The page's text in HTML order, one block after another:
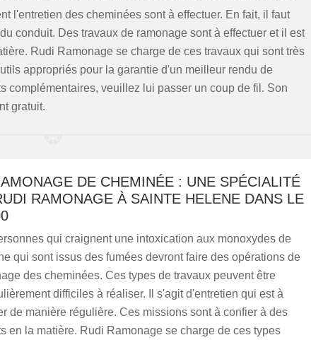
l'entretien des cheminées sont à effectuer. En fait, il faut
conduit. Des travaux de ramonage sont à effectuer et il est
Rudi Ramonage se charge de ces travaux qui sont très
appropriés pour la garantie d'un meilleur rendu de
complémentaires, veuillez lui passer un coup de fil. Son
gratuit.
DE CHEMINÉE : UNE SPÉCIALITÉ
RAMONAGE À SAINTE HELENE DANS LE
qui craignent une intoxication aux monoxydes de
qui sont issus des fumées devront faire des opérations de
des cheminées. Ces types de travaux peuvent être
difficiles à réaliser. Il s'agit d'entretien qui est à
de manière régulière. Ces missions sont à confier à des
en la matière. Rudi Ramonage se charge de ces types